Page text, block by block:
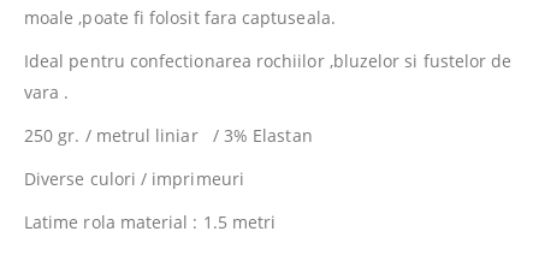
moale ,poate fi folosit fara captuseala.
Ideal pentru confectionarea rochiilor ,bluzelor si fustelor de
vara .
250 gr. / metrul liniar / 3% Elastan
Diverse culori / imprimeuri
Latime rola material : 1.5 metri